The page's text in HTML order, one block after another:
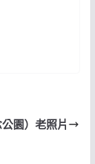
園）老照片